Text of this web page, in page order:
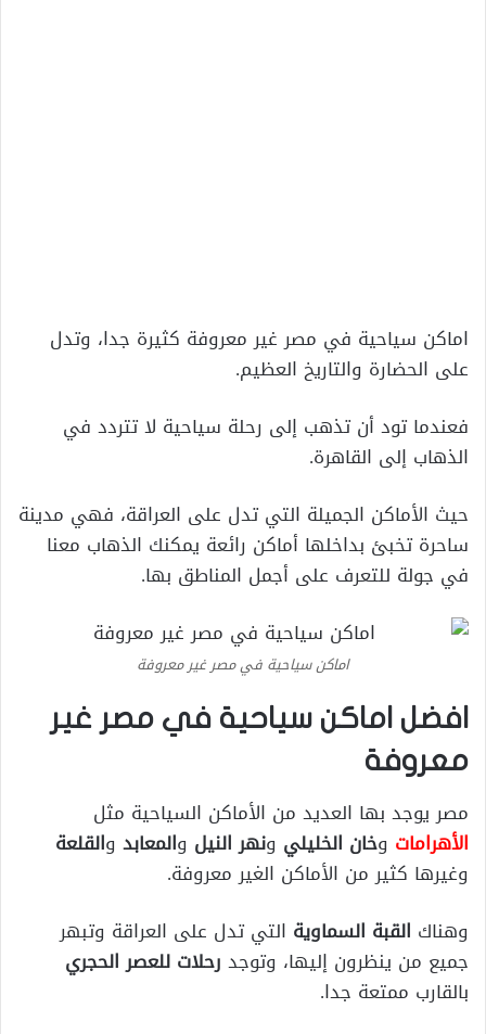
اماكن سياحية في مصر غير معروفة كثيرة جدا، وتدل
على الحضارة والتاريخ العظيم.
فعندما تود أن تذهب إلى رحلة سياحية لا تتردد في
الذهاب إلى القاهرة.
حيث الأماكن الجميلة التي تدل على العراقة، فهي مدينة
ساحرة تخبئ بداخلها أماكن رائعة يمكنك الذهاب معنا
في جولة للتعرف على أجمل المناطق بها.
اماكن سياحية في مصر غير معروفة
افضل اماكن سياحية في مصر غير
معروفة
مصر يوجد بها العديد من الأماكن السياحية مثل
الأهرامات وخان الخليلي ونهر النيل والمعابد والقلعة
وغيرها كثير من الأماكن الغير معروفة.
وهناك القبة السماوية التي تدل على العراقة وتبهر
جميع من ينظرون إليها، وتوجد رحلات للعصر الحجري
بالقارب ممتعة جدا.